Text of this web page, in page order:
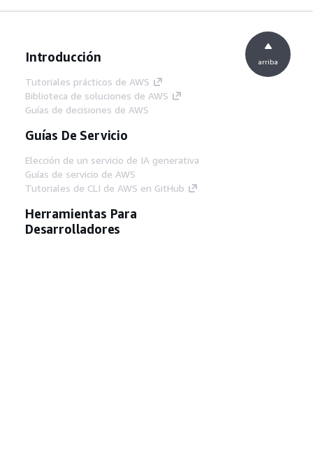
Introducción
Tutoriales prácticos de AWS
Biblioteca de soluciones de AWS
Guías de decisiones de AWS
Guías De Servicio
Elección de un servicio de IA generativa
Guías de servicio de AWS
Tutoriales de CLI de AWS en GitHub
Herramientas Para
Desarrolladores
arriba